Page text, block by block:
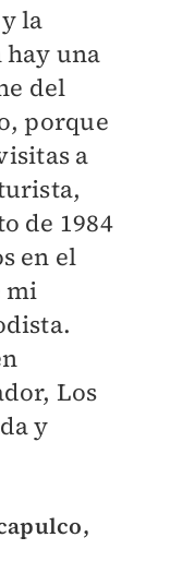
la
una
del
porque
a
de 1984
en el
mi
Los
y